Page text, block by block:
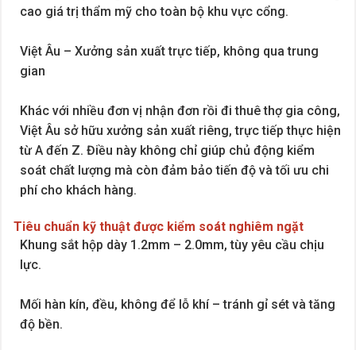
cao giá trị thẩm mỹ cho toàn bộ khu vực cổng.
Việt Âu – Xưởng sản xuất trực tiếp, không qua trung
gian
Khác với nhiều đơn vị nhận đơn rồi đi thuê thợ gia công,
Việt Âu sở hữu xưởng sản xuất riêng, trực tiếp thực hiện
từ A đến Z. Điều này không chỉ giúp chủ động kiểm
soát chất lượng mà còn đảm bảo tiến độ và tối ưu chi
phí cho khách hàng.
Tiêu chuẩn kỹ thuật được kiểm soát nghiêm ngặt
Khung sắt hộp dày 1.2mm – 2.0mm, tùy yêu cầu chịu
lực.
Mối hàn kín, đều, không để lỗ khí – tránh gỉ sét và tăng
độ bền.